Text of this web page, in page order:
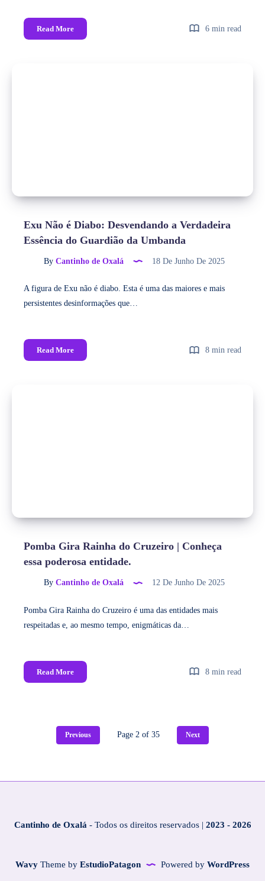
Read More 6 min read
Exu Não é Diabo: Desvendando a Verdadeira
Essência do Guardião da Umbanda
By Cantinho de Oxalá 18 De Junho De 2025
A figura de Exu não é diabo. Esta é uma das maiores e mais
persistentes desinformações que…
Read More 8 min read
Pomba Gira Rainha do Cruzeiro | Conheça
essa poderosa entidade.
By Cantinho de Oxalá 12 De Junho De 2025
Pomba Gira Rainha do Cruzeiro é uma das entidades mais
respeitadas e, ao mesmo tempo, enigmáticas da…
Read More 8 min read
Previous Page 2 of 35 Next
Cantinho de Oxalá - Todos os direitos reservados | 2023 - 2026
Wavy Theme by EstudioPatagon Powered by WordPress